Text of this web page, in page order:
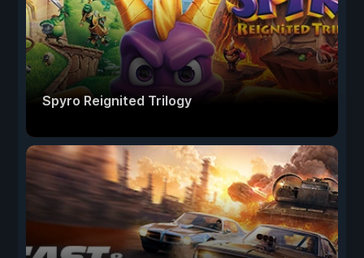
Spyro Reignited Trilogy